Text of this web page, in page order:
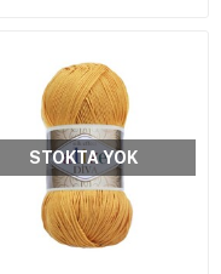
STOKTA YOK